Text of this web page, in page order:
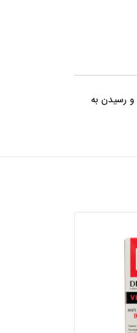
و رسیدن به